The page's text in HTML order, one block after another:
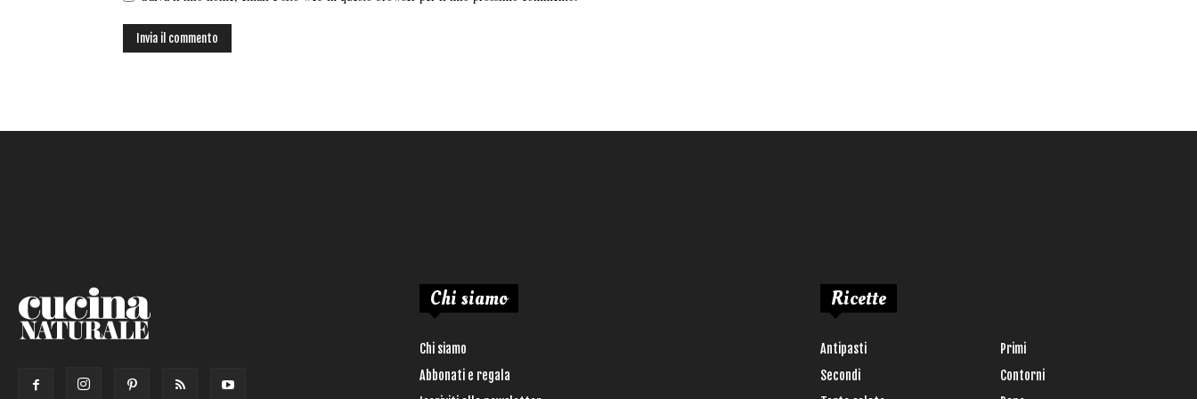
Chi siamo
Chi siamo
Abbonati e regala
Ricette
Antipasti
Primi
Secondi
Contorni